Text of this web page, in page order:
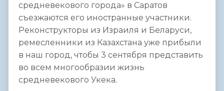
средневекового города» в Саратов
съезжаются его иностранные участники.
Реконструкторы из Израиля и Беларуси,
ремесленники из Казахстана уже прибыли
в наш город, чтобы 3 сентября представить
во всем многообразии жизнь
средневекового Укека.